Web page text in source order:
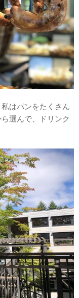
はパンをたくさん
選んで、ドリンク